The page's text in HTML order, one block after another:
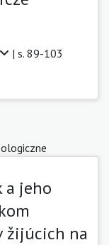
| s. 89-103
a jeho
žijúcich na